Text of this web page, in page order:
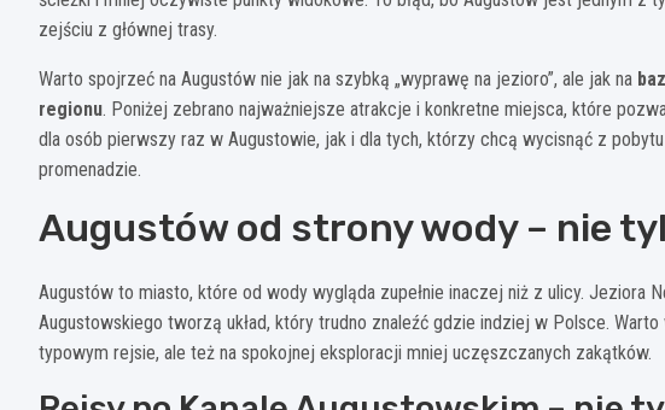
zejściu z głównej trasy.
Warto spojrzeć na Augustów nie jak na szybką „wyprawę na jezioro”, ale jak na
regionu. Poniżej zebrano najważniejsze atrakcje i konkretne miejsca, które
dla osób pierwszy raz w Augustowie, jak i dla tych, którzy chcą wycisnąć z
promenadzie.
Augustów od strony wody – nie
Augustów to miasto, które od wody wygląda zupełnie inaczej niż z ulicy. Jeziora
Augustowskiego tworzą układ, który trudno znaleźć gdzie indziej w Polsce.
typowym rejsie, ale też na spokojnej eksploracji mniej uczęszczanych zakątków.